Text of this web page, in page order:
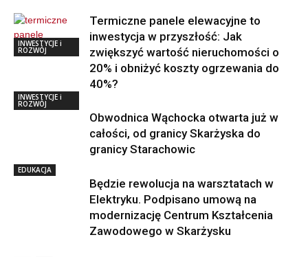
INWESTYCJE i
ROZWÓJ
Termiczne panele elewacyjne to
inwestycja w przyszłość: Jak
zwiększyć wartość nieruchomości o
20% i obniżyć koszty ogrzewania do
40%?
INWESTYCJE i
ROZWÓJ
Obwodnica Wąchocka otwarta już w
całości, od granicy Skarżyska do
granicy Starachowic
EDUKACJA
Będzie rewolucja na warsztatach w
Elektryku. Podpisano umową na
modernizację Centrum Kształcenia
Zawodowego w Skarżysku